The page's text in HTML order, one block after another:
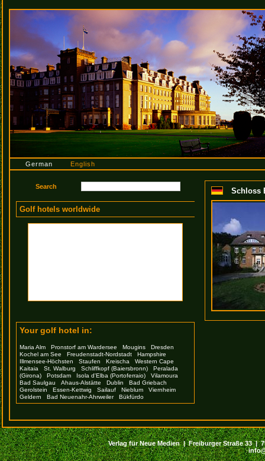
German English
Golf hotels worldwide
Your golf hotel in:
Maria Alm Pronstorf am Wardersee Mougins
Dresden
Kochel am See
Freudenstadt-Nordstadt
Hampshire
Illmensee-Höchsten
Staufen Kreischa
Western Cape
Kaitaia
St. Walburg Schliffkopf (Baiersbronn)
Peralada
(Girona)
Potsdam Isola d'Elba (Portoferraio)
Vilamoura
Bad Saulgau
Ahaus-Alstätte Dublin
Bad Griebach
Gerolstein
Essen-Kettwig Sailauf Nieblum
Viernheim
Geldern
Bad Neuenahr-Ahrweiler Bükfürdo
Schloss
Verlag für Neue Medien | Freiburger Straße 33 |